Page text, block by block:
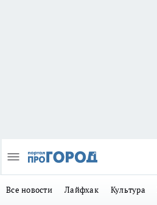
Все новости Лайфхак Культура